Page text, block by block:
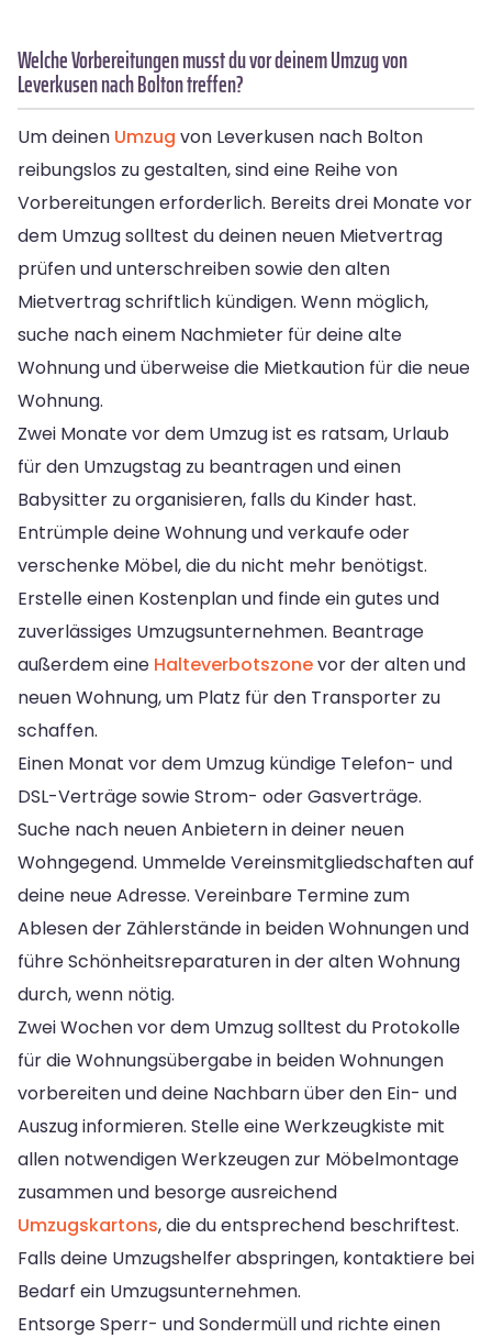
Welche Vorbereitungen musst du vor deinem Umzug von
Leverkusen nach Bolton treffen?
Um deinen Umzug von Leverkusen nach Bolton
reibungslos zu gestalten, sind eine Reihe von
Vorbereitungen erforderlich. Bereits drei Monate vor
dem Umzug solltest du deinen neuen Mietvertrag
prüfen und unterschreiben sowie den alten
Mietvertrag schriftlich kündigen. Wenn möglich,
suche nach einem Nachmieter für deine alte
Wohnung und überweise die Mietkaution für die neue
Wohnung.
Zwei Monate vor dem Umzug ist es ratsam, Urlaub
für den Umzugstag zu beantragen und einen
Babysitter zu organisieren, falls du Kinder hast.
Entrümple deine Wohnung und verkaufe oder
verschenke Möbel, die du nicht mehr benötigst.
Erstelle einen Kostenplan und finde ein gutes und
zuverlässiges Umzugsunternehmen. Beantrage
außerdem eine Halteverbotszonevor der alten und
neuen Wohnung, um Platz für den Transporter zu
schaffen.
Einen Monat vor dem Umzug kündige Telefon- und
DSL-Verträge sowie Strom- oder Gasverträge.
Suche nach neuen Anbietern in deiner neuen
Wohngegend. Ummelde Vereinsmitgliedschaften auf
deine neue Adresse. Vereinbare Termine zum
Ablesen der Zählerstände in beiden Wohnungen und
führe Schönheitsreparaturen in der alten Wohnung
durch, wenn nötig.
Zwei Wochen vor dem Umzug solltest du Protokolle
für die Wohnungsübergabe in beiden Wohnungen
vorbereiten und deine Nachbarn über den Ein- und
Auszug informieren. Stelle eine Werkzeugkiste mit
allen notwendigen Werkzeugen zur Möbelmontage
zusammen und besorge ausreichend
Umzugskartons, die du entsprechend beschriftest.
Falls deine Umzugshelfer abspringen, kontaktiere bei
Bedarf ein Umzugsunternehmen.
Entsorge Sperr- und Sondermüll und richte einen